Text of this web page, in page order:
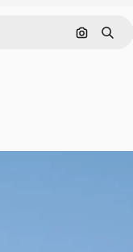
画像で検索
検索